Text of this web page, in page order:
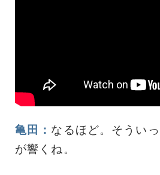
亀田： なるほど。そうい
が響くね。